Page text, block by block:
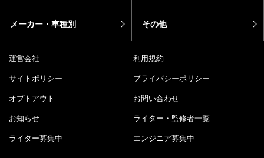
メーカー・車種別 その他
運営会社 利用規約
サイトポリシー プライバシーポリシー
オプトアウト お問い合わせ
お知らせ ライター・監修者一覧
ライター募集中 エンジニア募集中